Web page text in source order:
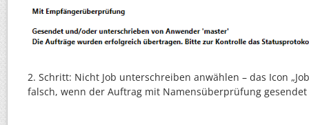
2. Schritt: Nicht Job unterschreiben anwählen – das Icon
falsch, wenn der Auftrag mit Namensüberprüfung